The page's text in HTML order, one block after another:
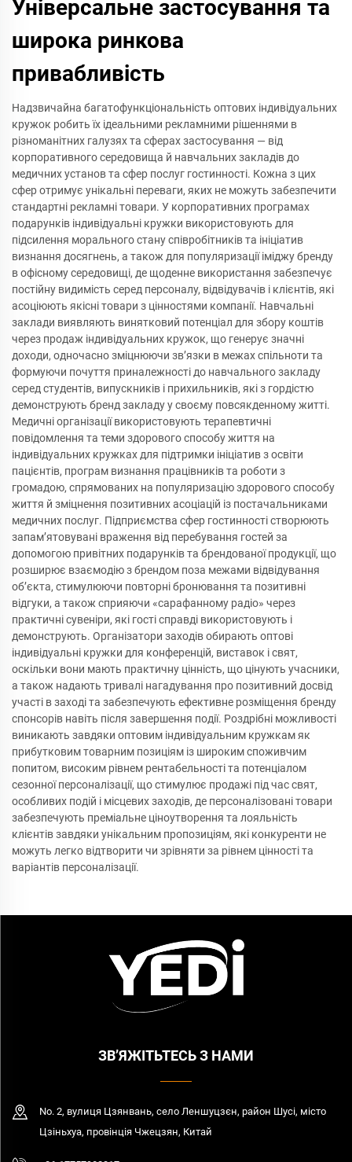
Універсальне застосування та
широка ринкова
привабливість
Надзвичайна багатофункціональність оптових індивідуальних
кружок робить їх ідеальними рекламними рішеннями в
різноманітних галузях та сферах застосування — від
корпоративного середовища й навчальних закладів до
медичних установ та сфер послуг гостинності. Кожна з цих
сфер отримує унікальні переваги, яких не можуть забезпечити
стандартні рекламні товари. У корпоративних програмах
подарунків індивідуальні кружки використовують для
підсилення морального стану співробітників та ініціатив
визнання досягнень, а також для популяризації іміджу бренду
в офісному середовищі, де щоденне використання забезпечує
постійну видимість серед персоналу, відвідувачів і клієнтів, які
асоціюють якісні товари з цінностями компанії. Навчальні
заклади виявляють винятковий потенціал для збору коштів
через продаж індивідуальних кружок, що генерує значні
доходи, одночасно зміцнюючи зв’язки в межах спільноти та
формуючи почуття приналежності до навчального закладу
серед студентів, випускників і прихильників, які з гордістю
демонструють бренд закладу у своєму повсякденному житті.
Медичні організації використовують терапевтичні
повідомлення та теми здорового способу життя на
індивідуальних кружках для підтримки ініціатив з освіти
пацієнтів, програм визнання працівників та роботи з
громадою, спрямованих на популяризацію здорового способу
життя й зміцнення позитивних асоціацій із постачальниками
медичних послуг. Підприємства сфер гостинності створюють
запам’ятовувані враження від перебування гостей за
допомогою привітних подарунків та брендованої продукції, що
розширює взаємодію з брендом поза межами відвідування
об’єкта, стимулюючи повторні бронювання та позитивні
відгуки, а також сприяючи «сарафанному радіо» через
практичні сувеніри, які гості справді використовують і
демонструють. Організатори заходів обирають оптові
індивідуальні кружки для конференцій, виставок і свят,
оскільки вони мають практичну цінність, що цінують учасники,
а також надають тривалі нагадування про позитивний досвід
участі в заході та забезпечують ефективне розміщення бренду
спонсорів навіть після завершення події. Роздрібні можливості
виникають завдяки оптовим індивідуальним кружкам як
прибутковим товарним позиціям із широким споживчим
попитом, високим рівнем рентабельності та потенціалом
сезонної персоналізації, що стимулює продажі під час свят,
особливих подій і місцевих заходів, де персоналізовані товари
забезпечують преміальне ціноутворення та лояльність
клієнтів завдяки унікальним пропозиціям, які конкуренти не
можуть легко відтворити чи зрівняти за рівнем цінності та
варіантів персоналізації.
ЗВ’ЯЖІТЬТЕСЬ З НАМИ
No. 2, вулиця Цзянвань, село Леншуцзєн, район Шусі, місто
Цзіньхуа, провінція Чжецзян, Китай